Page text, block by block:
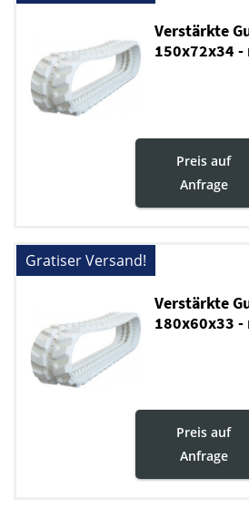
Verstärkte
150x72x34 -
Preis auf
Anfrage
Gratiser Versand!
Verstärkte
180x60x33 -
Preis auf
Anfrage